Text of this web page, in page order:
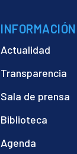
INFORMACIÓN
Actualidad
Transparencia
Sala de prensa
Biblioteca
Agenda